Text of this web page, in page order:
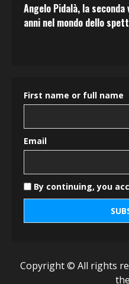
Angelo Pidalà, la
anni nel mondo dello
First name or full name
Email
By continuing, you
Copyright © All rights